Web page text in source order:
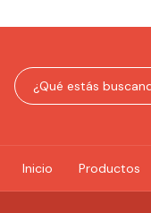
Inicio Productos